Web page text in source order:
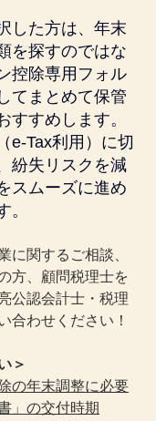
した方は、年末
を探すのではな
控除専用フォル
てまとめて保管
すすめします。
e-Tax利用）に切
紛失リスクを減
スムーズに進め
。
に関するご相談、
方、顧問税理士を
公認会計士・税理
合わせください！
＞
の年末調整に必要
」の交付時期